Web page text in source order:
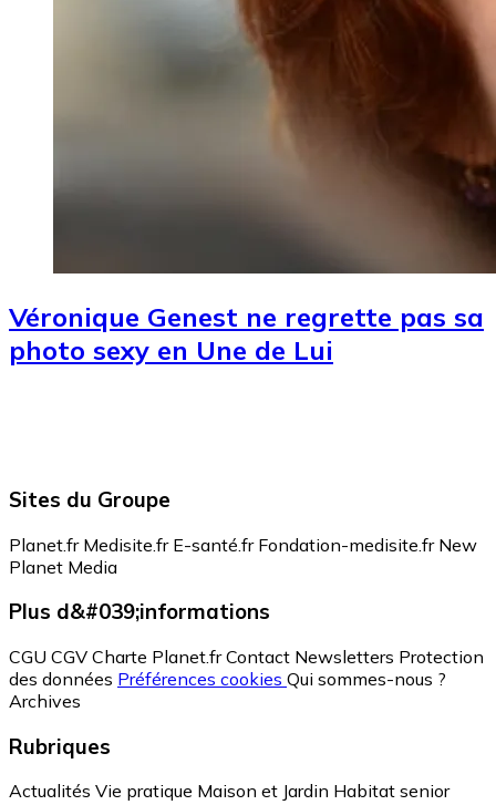
Véronique Genest ne regrette pas sa
photo sexy en Une de Lui
Sites du Groupe
Planet.fr Medisite.fr E-santé.fr Fondation-medisite.fr New
Planet Media
Plus d&#039;informations
CGU CGV Charte Planet.fr Contact Newsletters Protection
des données Préférences cookies Qui sommes-nous ?
Archives
Rubriques
Actualités Vie pratique Maison et Jardin Habitat senior